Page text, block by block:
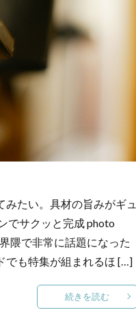
たい。具材の旨みがギュ
でサクッと完成 photo
隈で非常に話題になった
でも特集が組まれるほ […]
続きを読む